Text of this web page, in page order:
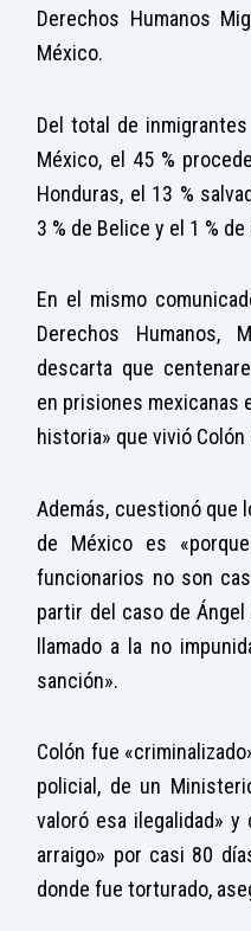
Derechos Humanos
México.
Del total de
México, el 45 %
Honduras, el 13 %
3 % de Belice y el 1 %
En el mismo
Derechos Humanos,
descarta que
en prisiones mexicanas
historia» que vivió
Además, cuestionó que
de México es
funcionarios no son
partir del caso de
llamado a la no
sanción».
Colón fue
policial, de un
valoró esa ilegalidad»
arraigo» por casi 80
donde fue torturado,